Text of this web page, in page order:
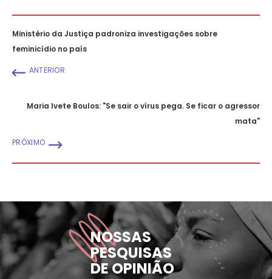
Ministério da Justiça padroniza investigações sobre
feminicídio no país
ANTERIOR
Maria Ivete Boulos: "Se sair o vírus pega. Se ficar o agressor
mata"
PRÓXIMO
NOSSAS
PESQUISAS
DE OPINIÃO